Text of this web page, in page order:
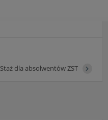
Staż dla absolwentów ZST